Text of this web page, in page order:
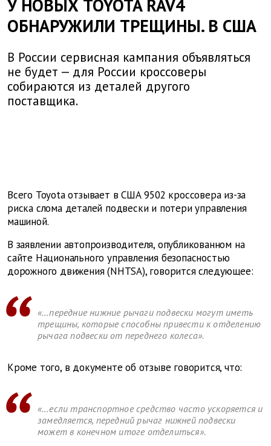
У НОВЫХ TOYOTA RAV4
ОБНАРУЖИЛИ ТРЕЩИНЫ. В США
В России сервисная кампания объявляться
не будет — для России кроссоверы
собираются из деталей другого
поставщика.
Всего Toyota отзывает в США 9502 кроссовера из-за
риска слома деталей подвески и потери управления
машиной.
В заявлении автопроизводителя, опубликованном на
сайте Национального управления безопасностью
дорожного движения (NHTSA), говорится следующее:
«…передние нижние рычаги подвески могут иметь
трещины, которые способны привести к отделению
рычага подвески от переднего колеса».
Кроме того, в документе об отзыве говорится, что:
«…если транспортное средство часто ускоряется и
замедляется, передний рычаг нижней подвески
может в конечном итоге отделиться».